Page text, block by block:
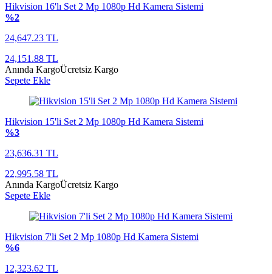
Hikvision 16'lı Set 2 Mp 1080p Hd Kamera Sistemi
%2
24,647.23 TL
24,151.88 TL
Anında KargoÜcretsiz Kargo
Sepete Ekle
Hikvision 15'li Set 2 Mp 1080p Hd Kamera Sistemi
%3
23,636.31 TL
22,995.58 TL
Anında KargoÜcretsiz Kargo
Sepete Ekle
Hikvision 7'li Set 2 Mp 1080p Hd Kamera Sistemi
%6
12,323.62 TL